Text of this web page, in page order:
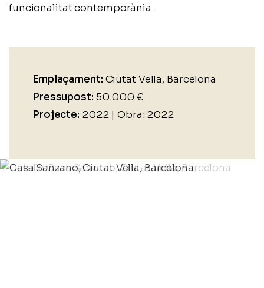
funcionalitat contemporània.
Emplaçament: Ciutat Vella, Barcelona
Pressupost: 50.000 €
Projecte: 2022 | Obra: 2022